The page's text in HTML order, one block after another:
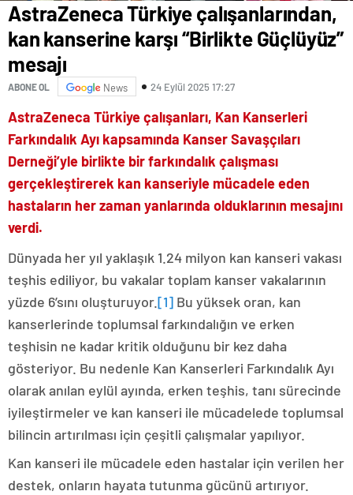
AstraZeneca Türkiye çalışanlarından,
kan kanserine karşı “Birlikte Güçlüyüz”
mesajı
ABONE OL News 24 Eylül 2025 17:27
AstraZeneca Türkiye çalışanları, Kan Kanserleri
Farkındalık Ayı kapsamında Kanser Savaşçıları
Derneği’yle birlikte bir farkındalık çalışması
gerçekleştirerek kan kanseriyle mücadele eden
hastaların her zaman yanlarında olduklarının mesajını
verdi.
Dünyada her yıl yaklaşık 1.24 milyon kan kanseri vakası
teşhis ediliyor, bu vakalar toplam kanser vakalarının
yüzde 6’sını oluşturuyor.[1] Bu yüksek oran, kan
kanserlerinde toplumsal farkındalığın ve erken
teşhisin ne kadar kritik olduğunu bir kez daha
gösteriyor. Bu nedenle Kan Kanserleri Farkındalık Ayı
olarak anılan eylül ayında, erken teşhis, tanı sürecinde
iyileştirmeler ve kan kanseri ile mücadelede toplumsal
bilincin artırılması için çeşitli çalışmalar yapılıyor.
Kan kanseri ile mücadele eden hastalar için verilen her
destek, onların hayata tutunma gücünü artırıyor.